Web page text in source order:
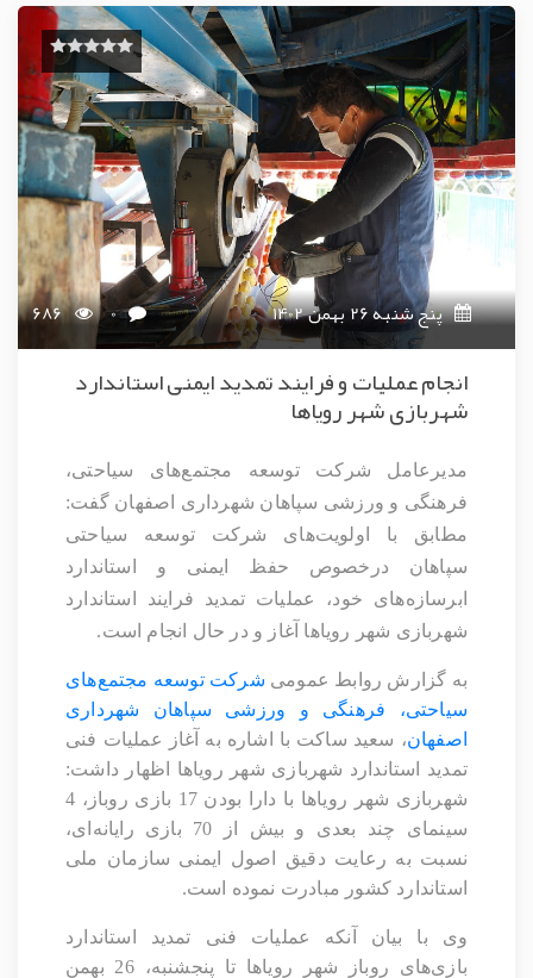
پنج شنبه 26 بهمن 1402 686 0
انجام عملیات و فرایند تمدید ایمنی استاندارد
شهربازی شهر رویاها
مدیرعامل شرکت توسعه مجتمع‌های سیاحتی،
فرهنگی و ورزشی سپاهان شهرداری اصفهان گفت:
مطابق با اولویت‌های شرکت توسعه سیاحتی
سپاهان درخصوص حفظ ایمنی و استاندارد
ابرسازه‌های خود، عملیات تمدید فرایند استاندارد
شهربازی شهر رویاها آغاز و در حال انجام است.
به گزارش روابط عمومیشرکت توسعه مجتمع‌های
سیاحتی، فرهنگی و ورزشی سپاهان شهرداری
اصفهان، سعید ساکت با اشاره به آغاز عملیات فنی
تمدید استاندارد شهربازی شهر رویاها اظهار داشت:
شهربازی شهر رویاها با دارا بودن 17 بازی روباز، 4
سینمای چند بعدی و بیش از 70 بازی رایانه‌ای،
نسبت به رعایت دقیق اصول ایمنی سازمان ملی
استاندارد کشور مبادرت نموده است.
وی با بیان آنکه عملیات فنی تمدید استاندارد
بازی‌های روباز شهر رویاها تا پنجشنبه، 26 بهمن